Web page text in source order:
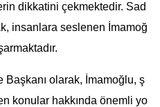
dikkatini çekmektedir. Sad
insanlara seslenen İmamoğ
olarak, İmamoğlu, ş
konular hakkında önemli yo